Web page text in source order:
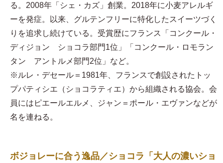
る。2008年「シェ・カズ」創業。2018年に小麦アレルギ
ーを発症。以来、グルテンフリーに特化したスイーツづく
りを追求し続けている。受賞歴にフランス「コンクール・
ディジョン ショコラ部門1位」「コンクール・ロモラン
タン アントルメ部門2位」など。
※ルレ・デセール＝1981年、フランスで創設されたトッ
プパティシエ（ショコラティエ）から組織される協会。会
員にはピエールエルメ、ジャン＝ポール・エヴァンなどが
名を連ねる。
ボジョレーに合う逸品／ショコラ「大人の濃いショ